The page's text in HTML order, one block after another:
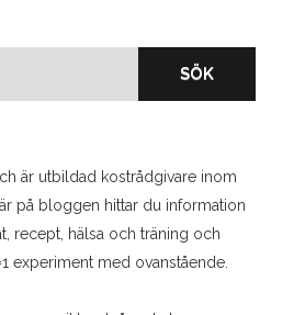
är utbildad kostrådgivare inom
på bloggen hittar du information
recept, hälsa och träning och
experiment med ovanstående.